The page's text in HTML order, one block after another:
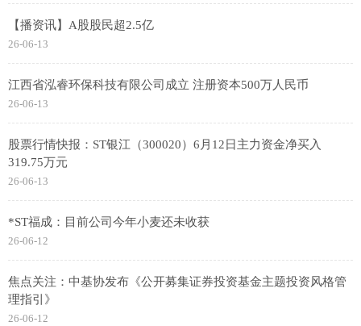
【播资讯】A股股民超2.5亿
26-06-13
江西省泓睿环保科技有限公司成立 注册资本500万人民币
26-06-13
股票行情快报：ST银江（300020）6月12日主力资金净买入
319.75万元
26-06-13
*ST福成：目前公司今年小麦还未收获
26-06-12
焦点关注：中基协发布《公开募集证券投资基金主题投资风格管
理指引》
26-06-12